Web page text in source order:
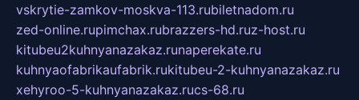
vskrytie-zamkov-moskva-113.rubiletnadom.ru
zed-online.rupimchax.rubrazzers-hd.ruz-host.ru
kitubeu2kuhnyanazakaz.runaperekate.ru
kuhnyaofabrikaufabrik.rukitubeu-2-kuhnyanazakaz.ru
xehyroo-5-kuhnyanazakaz.rucs-68.ru